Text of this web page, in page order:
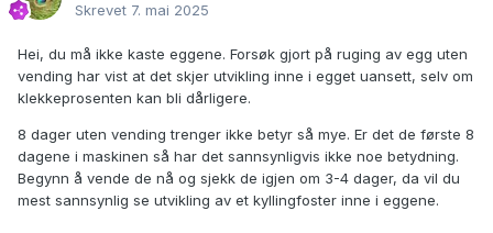
Skrevet 7. mai 2025
Hei, du må ikke kaste eggene. Forsøk gjort på ruging av egg uten
vending har vist at det skjer utvikling inne i egget uansett, selv om
klekkeprosenten kan bli dårligere.
8 dager uten vending trenger ikke betyr så mye. Er det de første 8
dagene i maskinen så har det sannsynligvis ikke noe betydning.
Begynn å vende de nå og sjekk de igjen om 3-4 dager, da vil du
mest sannsynlig se utvikling av et kyllingfoster inne i eggene.